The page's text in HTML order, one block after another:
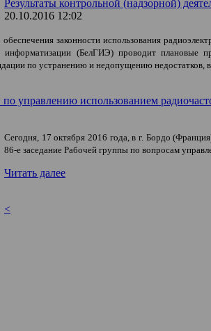
Результаты контрольной (надзорной)
20.10.2016 12:02
законности использования
информатизации (БелГИЭ) проводит плановые
по устранению и недопущению недостатков,
по управлению использованием
Сегодня, 17 октября 2016 года, в г. Бордо
86-е заседание Рабочей группы по вопросам
Читать далее
<